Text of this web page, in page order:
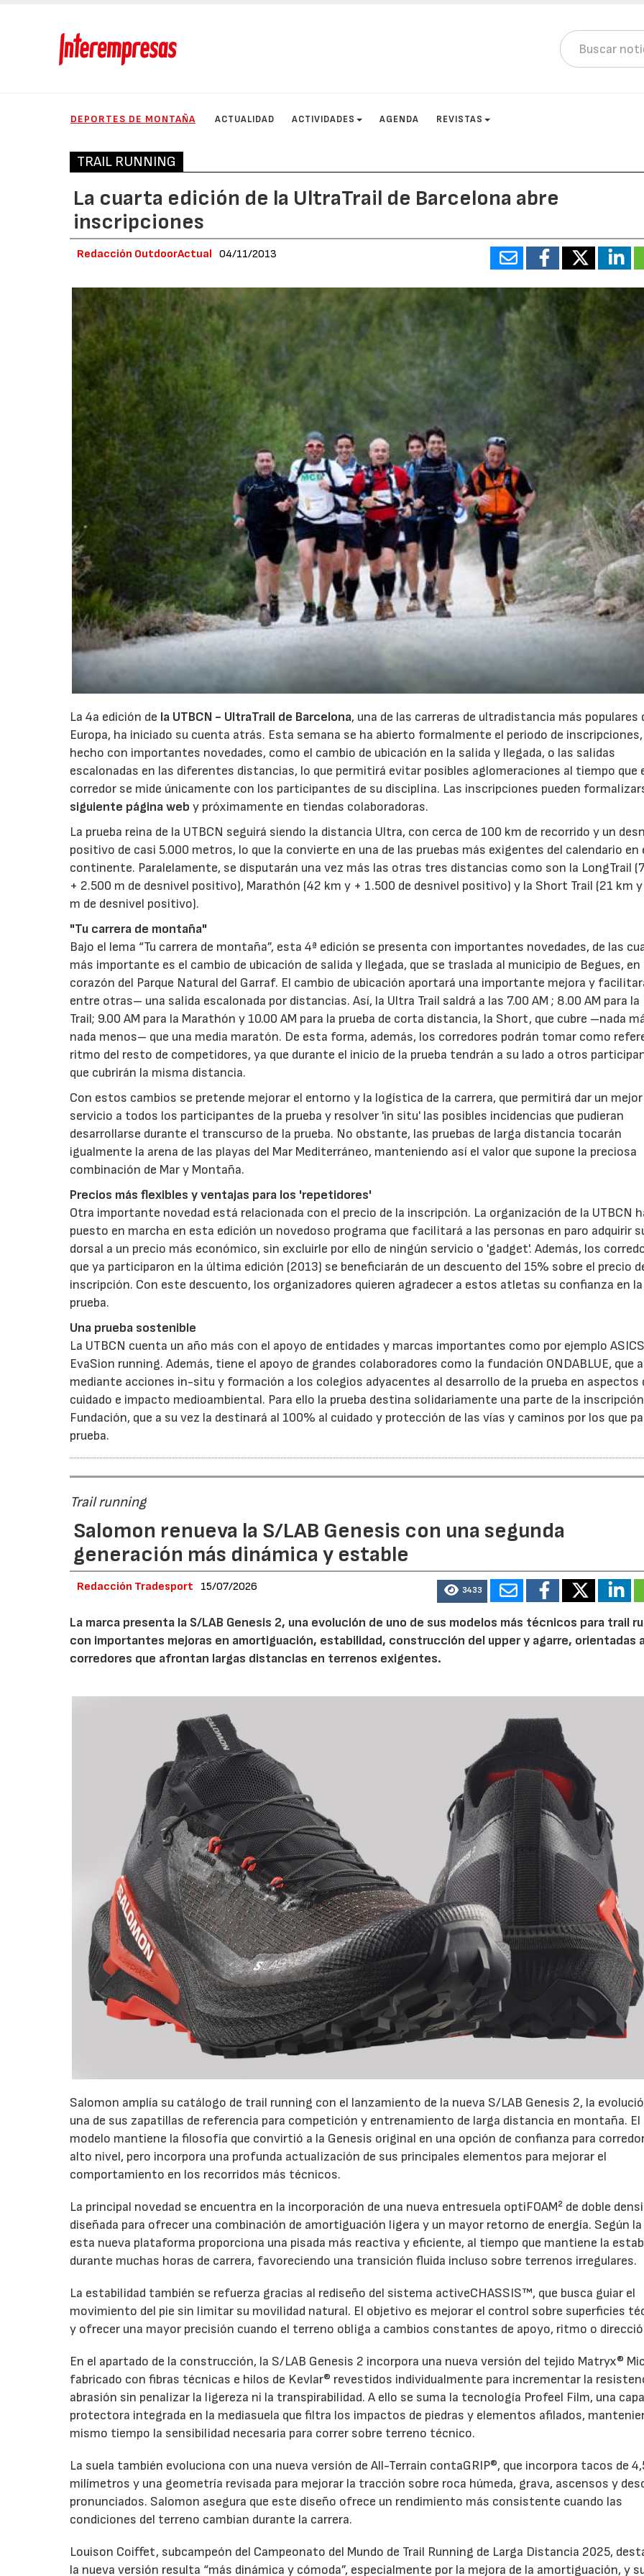
DEPORTES DE MONTAÑA ACTUALIDAD ACTIVIDADES AGENDA REVISTAS
TRAIL RUNNING
La cuarta edición de la UltraTrail de Barcelona abre
inscripciones
Redacción OutdoorActual 04/11/2013
La 4a edición de la UTBCN - UltraTrail de Barcelona, una de las carreras de ultradistancia más populares
Europa, ha iniciado su cuenta atrás. Esta semana se ha abierto formalmente el periodo de
hecho con importantes novedades, como el cambio de ubicación en la salida y llegada, o las salidas
escalonadas en las diferentes distancias, lo que permitirá evitar posibles aglomeraciones al tiempo que
corredor se mide únicamente con los participantes de su disciplina. Las inscripciones pueden
siguiente página weby próximamente en tiendas colaboradoras.
La prueba reina de la UTBCN seguirá siendo la distancia Ultra, con cerca de 100 km de recorrido y un
positivo de casi 5.000 metros, lo que la convierte en una de las pruebas más exigentes del calendario en
continente. Paralelamente, se disputarán una vez más las otras tres distancias como son la LongTrail
+ 2.500 m de desnivel positivo), Marathón (42 km y + 1.500 de desnivel positivo) y la Short Trail (21 km
m de desnivel positivo).
"Tu carrera de montaña"
Bajo el lema “Tu carrera de montaña”, esta 4ª edición se presenta con importantes novedades, de las
más importante es el cambio de ubicación de salida y llegada, que se traslada al municipio de Begues, en
corazón del Parque Natural del Garraf. El cambio de ubicación aportará una importante mejora y
entre otras– una salida escalonada por distancias. Así, la Ultra Trail saldrá a las 7.00 AM ; 8.00 AM para la
Trail; 9.00 AM para la Marathón y 10.00 AM para la prueba de corta distancia, la Short, que cubre –nada
nada menos– que una media maratón. De esta forma, además, los corredores podrán tomar como
ritmo del resto de competidores, ya que durante el inicio de la prueba tendrán a su lado a otros
que cubrirán la misma distancia.
Con estos cambios se pretende mejorar el entorno y la logística de la carrera, que permitirá dar un mejor
servicio a todos los participantes de la prueba y resolver 'in situ' las posibles incidencias que pudieran
desarrollarse durante el transcurso de la prueba. No obstante, las pruebas de larga distancia tocarán
igualmente la arena de las playas del Mar Mediterráneo, manteniendo así el valor que supone la preciosa
combinación de Mar y Montaña.
Precios más flexibles y ventajas para los 'repetidores'
Otra importante novedad está relacionada con el precio de la inscripción. La organización de la UTBCN
puesto en marcha en esta edición un novedoso programa que facilitará a las personas en paro adquirir
dorsal a un precio más económico, sin excluirle por ello de ningún servicio o 'gadget'. Además, los
que ya participaron en la última edición (2013) se beneficiarán de un descuento del 15% sobre el precio
inscripción. Con este descuento, los organizadores quieren agradecer a estos atletas su confianza en la
prueba.
Una prueba sostenible
La UTBCN cuenta un año más con el apoyo de entidades y marcas importantes como por ejemplo
EvaSion running. Además, tiene el apoyo de grandes colaboradores como la fundación ONDABLUE, que
mediante acciones in-situ y formación a los colegios adyacentes al desarrollo de la prueba en aspectos
cuidado e impacto medioambiental. Para ello la prueba destina solidariamente una parte de la
Fundación, que a su vez la destinará al 100% al cuidado y protección de las vías y caminos por los que
prueba.
Trail running
Salomon renueva la S/LAB Genesis con una segunda
generación más dinámica y estable
Redacción Tradesport 15/07/2026 3433
La marca presenta la S/LAB Genesis 2, una evolución de uno de sus modelos más técnicos para trail
con importantes mejoras en amortiguación, estabilidad, construcción del upper y agarre, orientadas
corredores que afrontan largas distancias en terrenos exigentes.
Salomon amplía su catálogo de trail running con el lanzamiento de la nueva S/LAB Genesis 2, la
una de sus zapatillas de referencia para competición y entrenamiento de larga distancia en montaña. El
modelo mantiene la filosofía que convirtió a la Genesis original en una opción de confianza para
alto nivel, pero incorpora una profunda actualización de sus principales elementos para mejorar el
comportamiento en los recorridos más técnicos.
La principal novedad se encuentra en la incorporación de una nueva entresuela optiFOAM² de doble
diseñada para ofrecer una combinación de amortiguación ligera y un mayor retorno de energía. Según la
esta nueva plataforma proporciona una pisada más reactiva y eficiente, al tiempo que mantiene la
durante muchas horas de carrera, favoreciendo una transición fluida incluso sobre terrenos irregulares.
La estabilidad también se refuerza gracias al rediseño del sistema activeCHASSIS™, que busca guiar el
movimiento del pie sin limitar su movilidad natural. El objetivo es mejorar el control sobre superficies
y ofrecer una mayor precisión cuando el terreno obliga a cambios constantes de apoyo, ritmo o
En el apartado de la construcción, la S/LAB Genesis 2 incorpora una nueva versión del tejido Matryx®
fabricado con fibras técnicas e hilos de Kevlar® revestidos individualmente para incrementar la
abrasión sin penalizar la ligereza ni la transpirabilidad. A ello se suma la tecnología Profeel Film, una capa
protectora integrada en la mediasuela que filtra los impactos de piedras y elementos afilados,
mismo tiempo la sensibilidad necesaria para correr sobre terreno técnico.
La suela también evoluciona con una nueva versión de All-Terrain contaGRIP®, que incorpora tacos de
milímetros y una geometría revisada para mejorar la tracción sobre roca húmeda, grava, ascensos y
pronunciados. Salomon asegura que este diseño ofrece un rendimiento más consistente cuando las
condiciones del terreno cambian durante la carrera.
Louison Coiffet, subcampeón del Campeonato del Mundo de Trail Running de Larga Distancia 2025,
la nueva versión resulta “más dinámica y cómoda”, especialmente por la mejora de la amortiguación, y